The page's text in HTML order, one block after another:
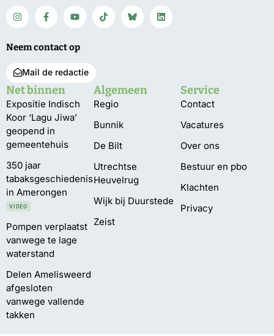
Neem contact op
Mail de redactie
Net binnen
Expositie Indisch
Koor ‘Lagu Jiwa’
geopend in
gemeentehuis
350 jaar
tabaksgeschiedenis
in Amerongen
VIDEO
Pompen verplaatst
vanwege te lage
waterstand
Delen Amelisweerd
afgesloten
vanwege vallende
takken
Algemeen
Regio
Bunnik
De Bilt
Utrechtse
Heuvelrug
Wijk bij Duurstede
Zeist
Service
Contact
Vacatures
Over ons
Bestuur en pbo
Klachten
Privacy